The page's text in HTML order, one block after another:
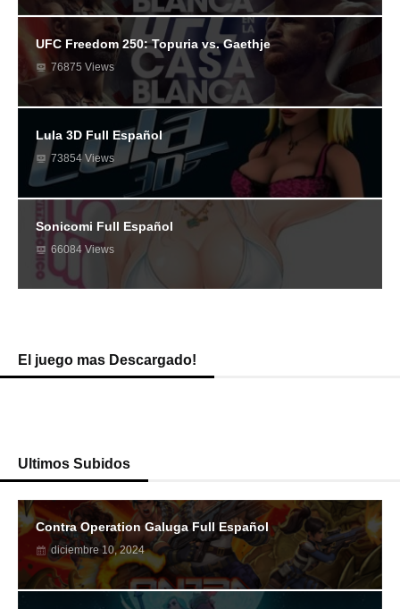
UFC Freedom 250: Topuria vs. Gaethje
76875 Views
Lula 3D Full Español
73854 Views
Sonicomi Full Español
66084 Views
El juego mas Descargado!
Ultimos Subidos
Contra Operation Galuga Full Español
diciembre 10, 2024